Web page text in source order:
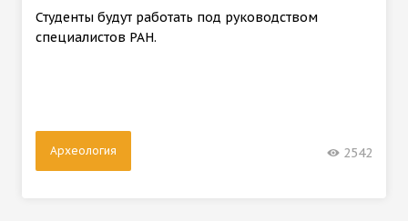
Студенты будут работать под руководством
специалистов РАН.
Археология 2542